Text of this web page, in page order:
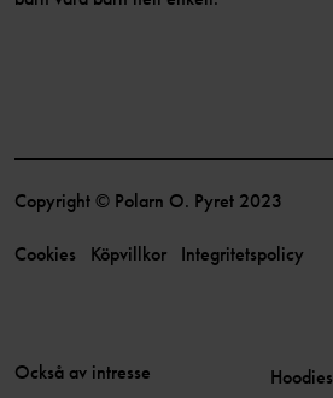
Copyright © Polarn O. Pyret 2023
Cookies Köpvillkor Integritetspolicy
Också av intresse
Hoodies